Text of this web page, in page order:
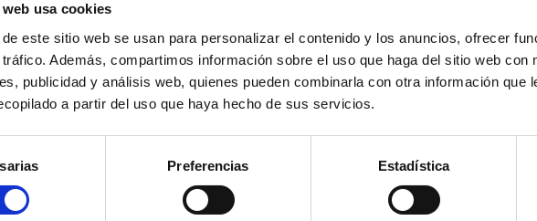
usa cookies
este sitio web se usan para personalizar el contenido y los anuncios, ofrecer
Además, compartimos información sobre el uso que haga del sitio web con
publicidad y análisis web, quienes pueden combinarla con otra información que
a partir del uso que haya hecho de sus servicios.
Preferencias Estadística